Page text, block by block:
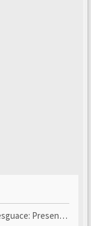
y seguimiento